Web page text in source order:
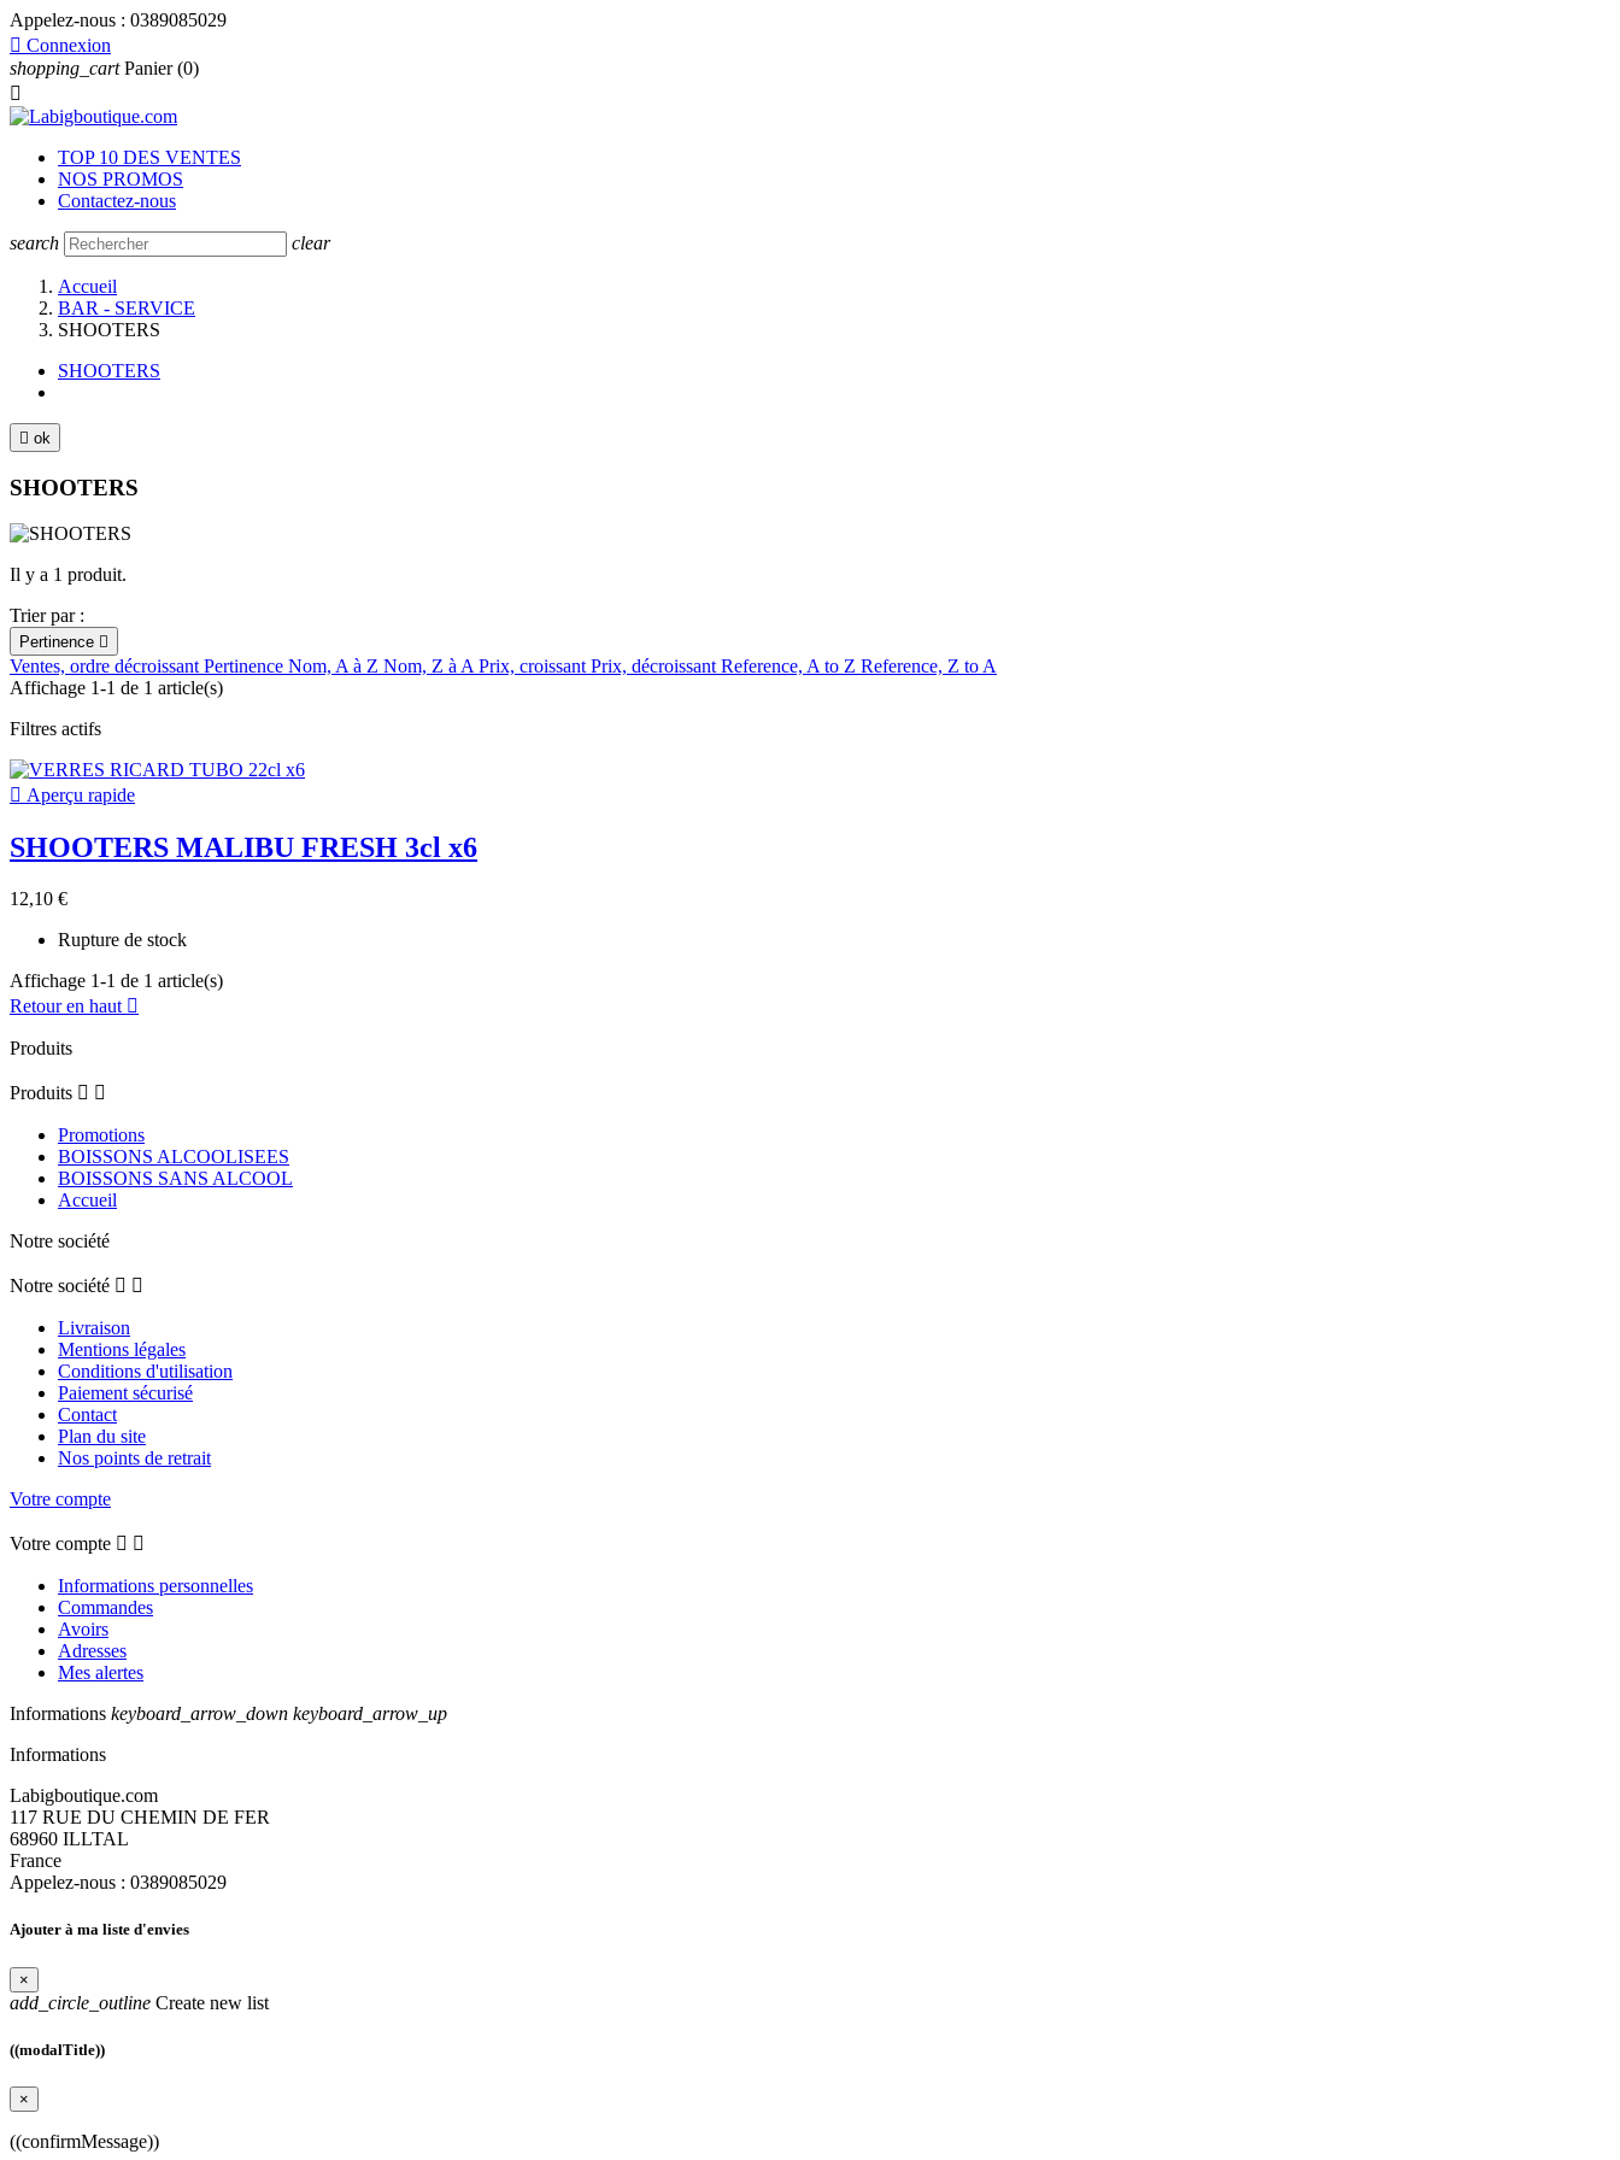
Appelez-nous : 0389085029
 Connexion
shopping_cart Panier (0)

TOP 10 DES VENTES
NOS PROMOS
Contactez-nous
search clear
Accueil
BAR - SERVICE
SHOOTERS
SHOOTERS
 ok
SHOOTERS
Il y a 1 produit.
Trier par :
Pertinence 
Ventes, ordre décroissantPertinence Nom, A à Z Nom, Z à APrix, croissantPrix, décroissantReference, A to Z Reference, Z to A
Affichage 1-1 de 1 article(s)
Filtres actifs
 Aperçu rapide
SHOOTERS MALIBU FRESH 3cl x6
12,10 €
Rupture de stock
Affichage 1-1 de 1 article(s)
Retour en haut 
Produits
Produits  
Promotions
BOISSONS ALCOOLISEES
BOISSONS SANS ALCOOL
Accueil
Notre société
Notre société  
Livraison
Mentions légales
Conditions d'utilisation
Paiement sécurisé
Contact
Plan du site
Nos points de retrait
Votre compte
Votre compte  
Informations personnelles
Commandes
Avoirs
Adresses
Mes alertes
Informations keyboard_arrow_down keyboard_arrow_up
Informations
Labigboutique.com
117 RUE DU CHEMIN DE FER
68960 ILLTAL
France
Appelez-nous : 0389085029
Ajouter à ma liste d'envies
×
add_circle_outline Create new list
((modalTitle))
×
((confirmMessage))